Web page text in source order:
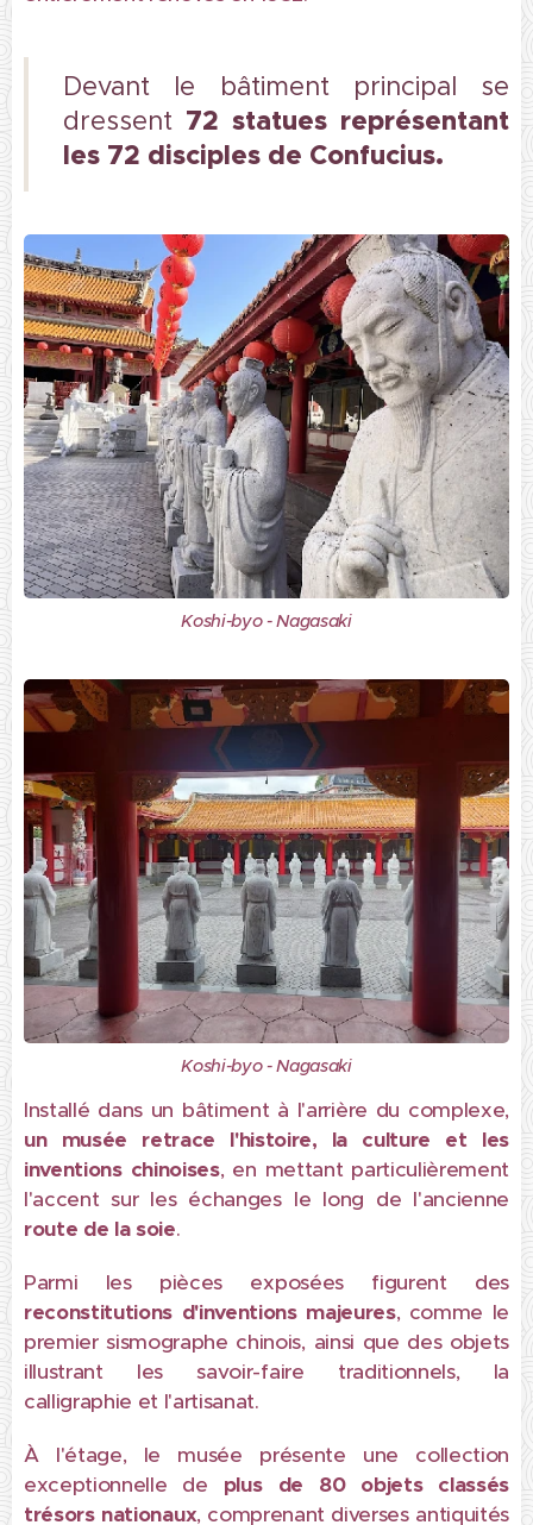
Devant le bâtiment principal se
dressent 72 statues représentant
les 72 disciples de Confucius.
Koshi-byo - Nagasaki
Koshi-byo - Nagasaki
Installé dans un bâtiment à l'arrière du complexe,
un musée retrace l'histoire, la culture et les
inventions chinoises, en mettant particulièrement
l'accent sur les échanges le long de l'ancienne
route de la soie.
Parmi les pièces exposées figurent des
reconstitutions d'inventions majeures, comme le
premier sismographe chinois, ainsi que des objets
illustrant les savoir-faire traditionnels, la
calligraphie et l'artisanat.
À l'étage, le musée présente une collection
exceptionnelle de plus de 80 objets classés
trésors nationaux, comprenant diverses antiquités